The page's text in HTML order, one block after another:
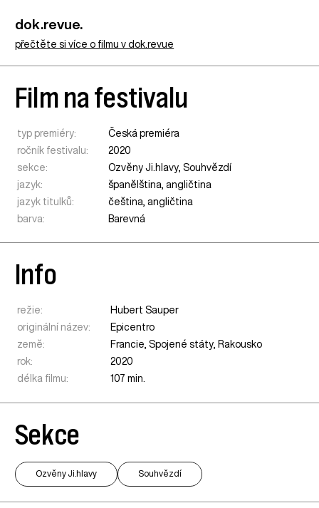
dok.revue.
přečtěte si více o filmu v dok.revue
Film na festivalu
typ premiéry:
Česká premiéra
ročník festivalu:
2020
sekce:
Ozvěny Ji.hlavy,Souhvězdí
jazyk:
španělština, angličtina
jazyk titulků:
čeština, angličtina
barva:
Barevná
Info
režie:
Hubert Sauper
originální název:
Epicentro
země:
Francie,Spojené státy, Rakousko
rok:
2020
délka filmu:
107 min.
Sekce
Ozvěny Ji.hlavy Souhvězdí